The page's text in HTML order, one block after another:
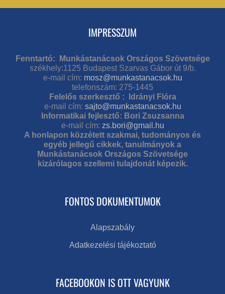
IMPRESSZUM
Fenntartó: Munkástanácsok Országos Szövetsége
székhely:1125 Budapest Szarvas Gábor út 9/b.
e-mail cím: mosz@munkastanacsok.hu
telefonszám: 275-1445
Felelős szerkesztő : Idrányi Flóra
e-mail cím: sajto@munkastanacsok.hu
Informatikai fejlesztő: Bori Zsuzsanna
e-mail cím: zs.bori@gmail.hu
A honlapon közzétett szakmai, tudományos és
egyéb jellegű cikkek, tanulmányok a
Munkástanácsok Országos Szövetsége
kizárólagos szellemi tulajdonát képezik.
FONTOS DOKUMENTUMOK
Alapszabály
Adatkezelési tájékoztató
FACEBOOKON IS OTT VAGYUNK